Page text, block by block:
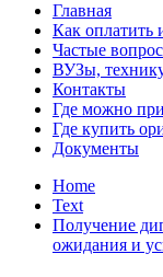
Главная
Как оплатить
Частые
ВУЗы,
Контакты
Где можно
Где купить
Документы
Home
Text
Получение
ожидания и